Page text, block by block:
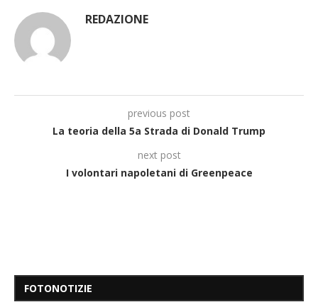
REDAZIONE
previous post
La teoria della 5a Strada di Donald Trump
next post
I volontari napoletani di Greenpeace
FOTONOTIZIE